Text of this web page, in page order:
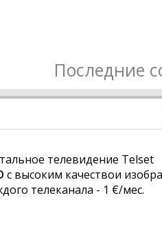
Последние
телевидение Telset
с высоким качествои
телеканала - 1 €/мес.